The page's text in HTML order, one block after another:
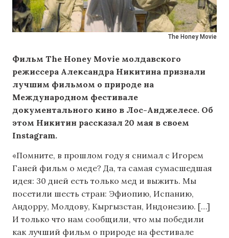
The Honey Movie
Фильм The Honey Movie молдавского
режиссера Александра Никитина признали
лучшим фильмом о природе на
Международном фестивале
документального кино в Лос-Анджелесе. Об
этом Никитин рассказал 20 мая в своем
Instagram.
«Помните, в прошлом году я снимал с Игорем
Ганей фильм о меде? Да, та самая сумасшедшая
идея: 30 дней есть только мед и выжить. Мы
посетили шесть стран: Эфиопию, Испанию,
Андорру, Молдову, Кыргызстан, Индонезию. […]
И только что нам сообщили, что мы победили
как лучший фильм о природе на фестивале